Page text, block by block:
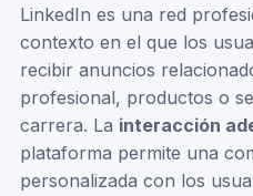
LinkedIn es una red
contexto en el que los
recibir anuncios
profesional, productos o
carrera. La interacción
plataforma permite una
personalizada con los